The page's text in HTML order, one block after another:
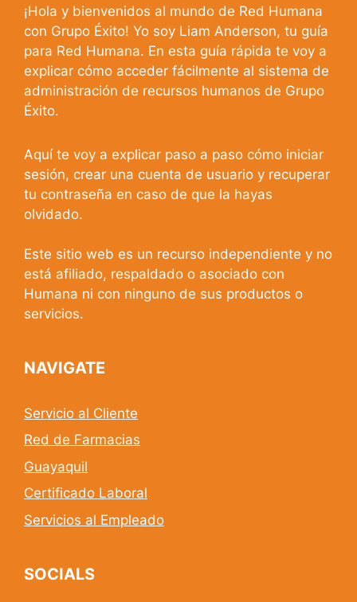
¡Hola y bienvenidos al mundo de Red Humana
con Grupo Éxito! Yo soy Liam Anderson, tu guía
para Red Humana. En esta guía rápida te voy a
explicar cómo acceder fácilmente al sistema de
administración de recursos humanos de Grupo
Éxito.
Aquí te voy a explicar paso a paso cómo iniciar
sesión, crear una cuenta de usuario y recuperar
tu contraseña en caso de que la hayas
olvidado.
Este sitio web es un recurso independiente y no
está afiliado, respaldado o asociado con
Humana ni con ninguno de sus productos o
servicios.
NAVIGATE
Servicio al Cliente
Red de Farmacias
Guayaquil
Certificado Laboral
Servicios al Empleado
SOCIALS